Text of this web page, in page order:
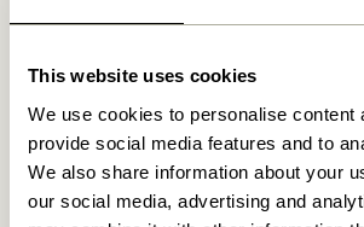
This website uses cookies
We use cookies to personalise content
provide social media features and to
We also share information about your
our social media, advertising and
Fri fragt over499 DKK*
Relaterede varer